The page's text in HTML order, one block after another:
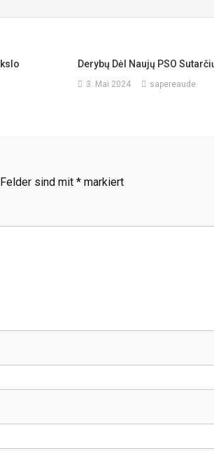
Derybų Dėl Naujų PSO
3. Mai 2024 sapereaude
sind mit * markiert